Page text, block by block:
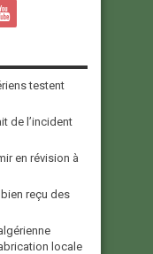
testent
de l’incident
en révision à
bien reçu des
locale